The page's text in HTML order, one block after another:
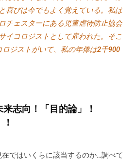
喜びは今でもよく覚えている。私は
チェスターにある児童虐待防止協会
イコロジストとして雇われた。そこ
ロジストがいて、私の年俸は2千900
志向！「目的論」！
ではいくらに該当するのか…調べて